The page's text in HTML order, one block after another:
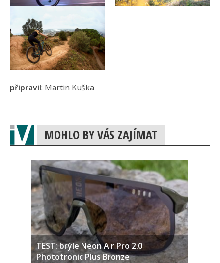
připravil: Martin Kuška
MOHLO BY VÁS ZAJÍMAT
TEST: brýle Neon Air Pro 2.0
Phototronic Plus Bronze